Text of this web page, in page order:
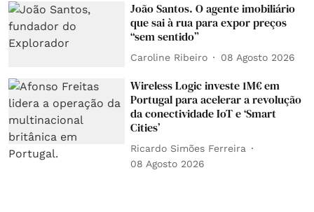
João Santos. O agente imobiliário
que sai à rua para expor preços
“sem sentido”
Caroline Ribeiro 08 Agosto 2026
Wireless Logic investe 1M€ em
Portugal para acelerar a revolução
da conectividade IoT e ‘Smart
Cities’
Ricardo Simões Ferreira
08 Agosto 2026